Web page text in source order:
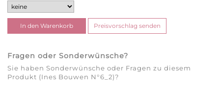
Fragen oder Sonderwünsche?
Sie haben Sonderwünsche oder Fragen zu diesem
Produkt (Ines Bouwen N°6_2)?